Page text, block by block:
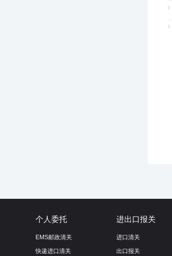
个人委托
EMS邮政清关
快递进口清关
进出口报关
进口清关
出口报关